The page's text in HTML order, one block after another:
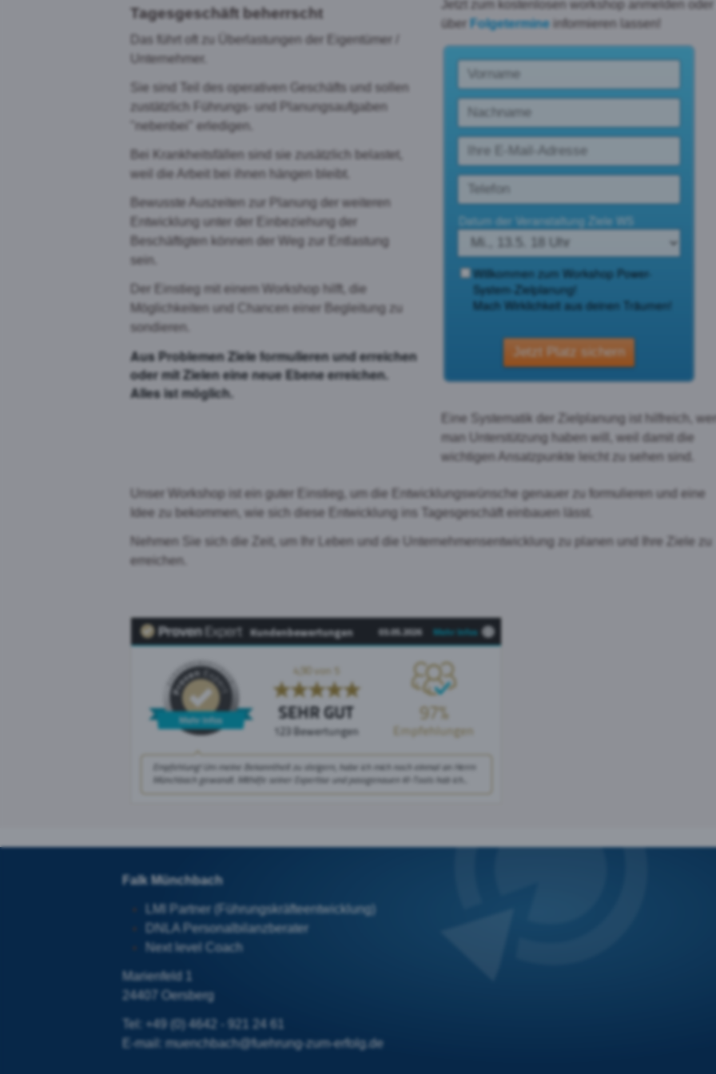
Tagesgeschäft beherrscht
Das führt oft zu Überlastungen der Eigentümer /
Unternehmer.
Sie sind Teil des operativen Geschäfts und sollen
zustätzlich Führungs- und Planungsaufgaben
"nebenbei" erledigen.
Bei Krankheitsfällen sind sie zusätzlich belastet,
weil die Arbeit bei ihnen hängen bleibt.
Bewusste Auszeiten zur Planung der weiteren
Entwicklung unter der Einbeziehung der
Beschäftigten können der Weg zur Entlastung
sein.
Der Einstieg mit einem Workshop hilft, die
Möglichkeiten und Chancen einer Begleitung zu
sondieren.
Aus Problemen Ziele formulieren und erreichen
oder mit Zielen eine neue Ebene erreichen.
Alles ist möglich.
Jetzt zum kostenlosen workshop anmelden oder
über Folgetermine informieren lassen!
Eine Systematik der Zielplanung ist hilfreich,
man Unterstützung haben will, weil damit die
wichtigen Ansatzpunkte leicht zu sehen sind.
Unser Workshop ist ein guter Einstieg, um die Entwicklungswünsche genauer zu formulieren und eine
Idee zu bekommen, wie sich diese Entwicklung ins Tagesgeschäft einbauen lässt.
Nehmen Sie sich die Zeit, um Ihr Leben und die Unternehmensentwicklung zu planen und Ihre Ziele zu
erreichen.
Falk Münchbach
LMI Partner (Führungskräfteentwicklung)
DNLA Personalbilanzberater
Next level Coach
Marienfeld 1
24407 Oersberg
Tel: +49 (0) 4642 - 921 24 61
E-mail: muenchbach@fuehrung-zum-erfolg.de